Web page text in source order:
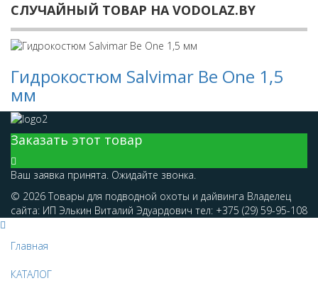
СЛУЧАЙНЫЙ ТОВАР НА VODOLAZ.BY
Гидрокостюм Salvimar Be One 1,5
мм
Заказать этот товар
Ваш заявка принята. Ожидайте звонка.
© 2026 Товары для подводной охоты и дайвинга Владелец
сайта: ИП Элькин Виталий Эдуардович тел: +375 (29) 59-95-108
Главная
КАТАЛОГ